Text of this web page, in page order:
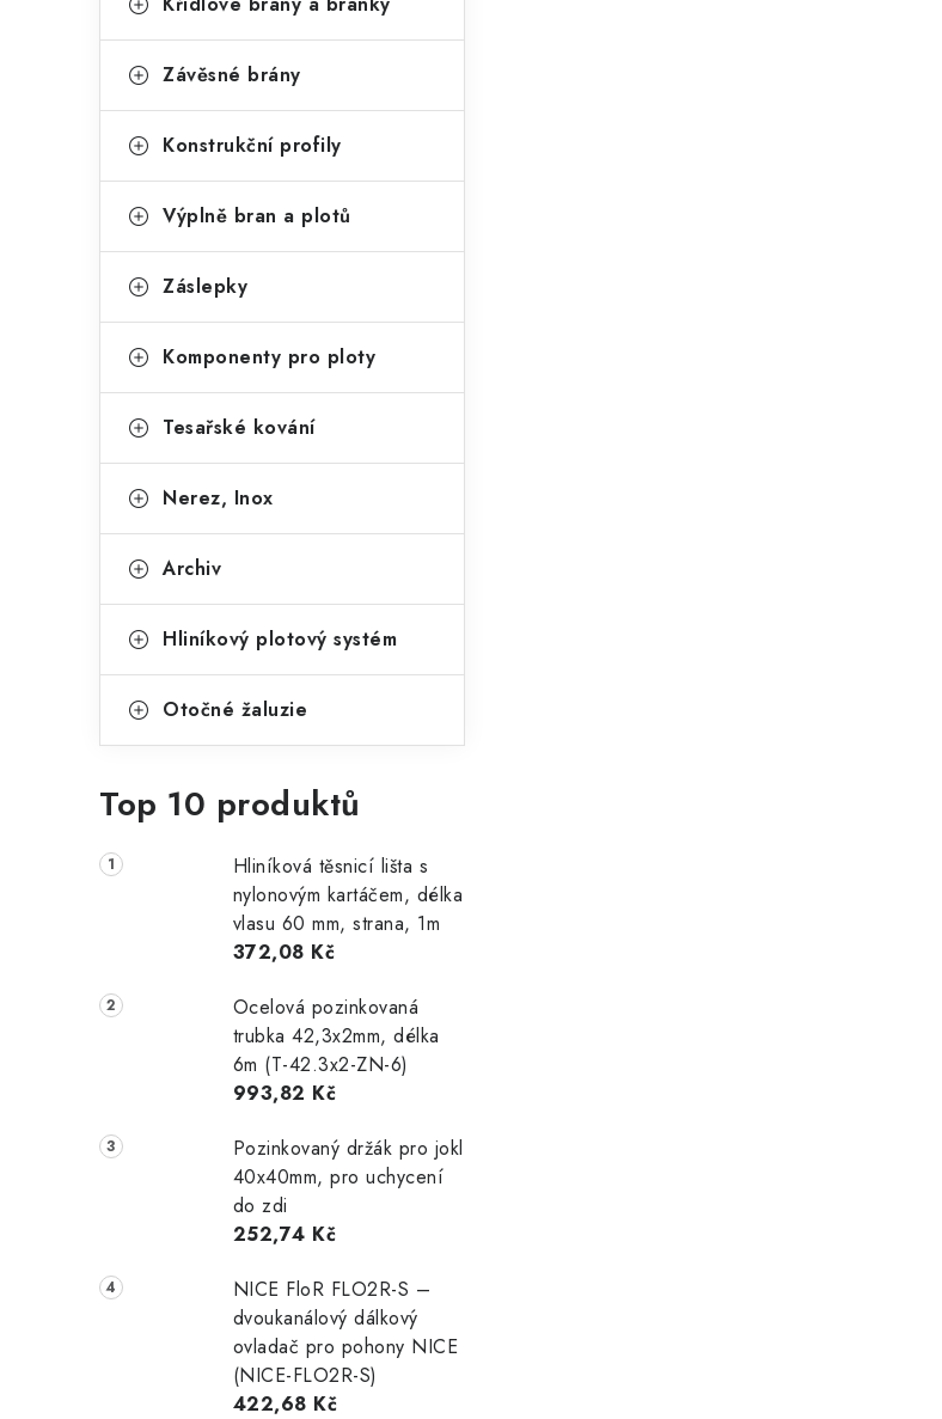
Závěsné brány
Konstrukční profily
Výplně bran a plotů
Záslepky
Komponenty pro ploty
Tesařské kování
Nerez, Inox
Archiv
Hliníkový plotový systém
Otočné žaluzie
Top 10 produktů
Hliníková těsnicí lišta s
nylonovým kartáčem, délka
vlasu 60 mm, strana, 1m
372,08 Kč
Ocelová pozinkovaná
trubka 42,3x2mm, délka
6m (T-42.3x2-ZN-6)
993,82 Kč
Pozinkovaný držák pro jokl
40x40mm, pro uchycení
do zdi
252,74 Kč
NICE FloR FLO2R-S –
dvoukanálový dálkový
ovladač pro pohony NICE
(NICE-FLO2R-S)
422,68 Kč